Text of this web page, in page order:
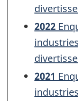
2022
2021